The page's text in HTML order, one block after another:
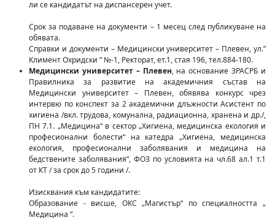
ли се кандидатът на диспансерен учет.
Срок за подаване на документи – 1 месец след публикуване на
обявата.
Справки и документи – Медицински университет – Плевен, ул.”
Климент Охридски “ №-1, Ректорат, ет.1, стая 196, тел.884-180.
Медицински университет – Плевен, на основание ЗРАСРБ и
Правилника за развитие на академичния състав на
Медицински университет – Плевен, обявява конкурс чрез
интервю по конспект за 2 академични длъжности Асистент по
хигиена /вкл. трудова, комунална, радиационна, хранена и др./,
ПН 7.1. „Медицина“ в сектор „Хигиена, медицинска екология и
професионални болести“ на катедра „Хигиена, медицинска
екология, професионални заболявания и медицина на
бедствените заболявания“, ФОЗ по условията на чл.68 ал.1 т.1
от КТ / за срок до 5 години /.
Изисквания към кандидатите:
Образование - висше, ОКС „Магистър“ по специалността „
Медицина “.